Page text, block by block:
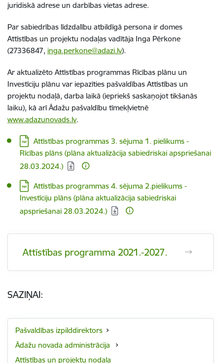
juridiskā adrese un darbības vietas adrese.
Par sabiedrības līdzdalību atbildīgā persona ir domes
Attīstības un projektu nodaļas vadītāja Inga Pērkone
(27336847, inga.perkone@adazi.lv).
Ar aktualizēto Attīstības programmas Rīcības plānu un
Investīciju plānu var iepazīties pašvaldības Attīstības un
projektu nodaļā, darba laikā (iepriekš saskaņojot tikšanās
laiku), kā arī Ādažu pašvaldību tīmekļvietnē
www.adazunovads.lv.
Lejupielādēt:
Attīstības programmas 3. sējuma 1. pielikums -
Rīcības plāns (plāna aktualizācija sabiedriskai apspriešanai
28.03.2024.)
Lejupielādēt:
Attīstības programmas 4. sējuma 2.pielikums -
Investīciju plāns (plāna aktualizācija sabiedriskai
apspriešanai 28.03.2024.)
Attīstības programma 2021.-2027.
SAZIŅAI:
Pašvaldības izpilddirektors
Ādažu novada administrācija
Attīstības un projektu nodaļa